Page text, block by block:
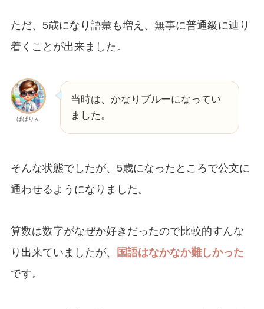
ただ、5歳になり語彙も増え、無事に普通級に辿り
着くことが出来ました。
ぱぱりん
当時は、かなりブルーになってい
ました。
そんな状態でしたが、5歳になったところで公文に
通わせるようになりました。
算数は数字がなぜか好きだったので比較的すんな
り出来ていましたが、
国語はなかなか難しかった
です。